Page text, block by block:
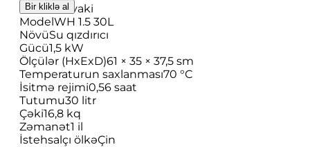
Bir kliklə al
BrendShivaki
ModelWH 1.5 30L
NövüSu qızdırıcı
Gücü1,5 kW
Ölçülər (HxExD)61 × 35 × 37,5 sm
Temperaturun saxlanması70 °С
İsitmə rejimi0,56 saat
Tutumu30 litr
Çəki16,8 kq
Zəmanət1 il
İstehsalçı ölkəÇin